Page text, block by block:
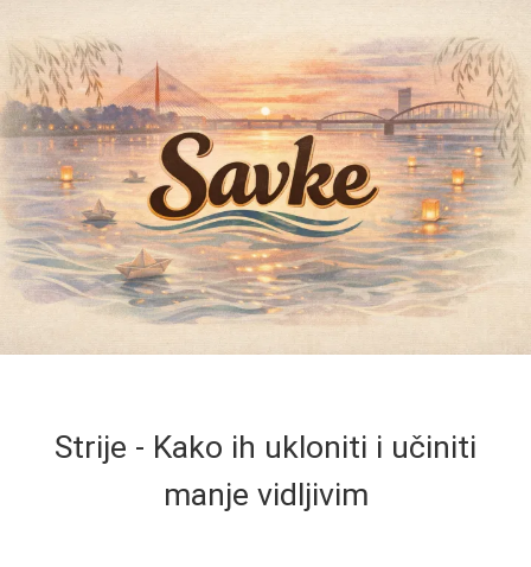
Strije - Kako ih ukloniti i učiniti
manje vidljivim